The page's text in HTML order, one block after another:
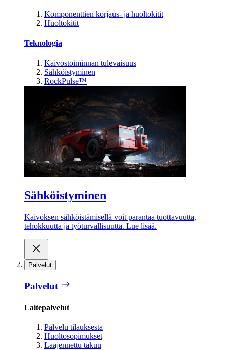
Komponenttien korjaus- ja huoltokitit
Huoltokitit
Teknologia
Kaivostoiminnan tulevaisuus
Sähköistyminen
RockPulse™
Sähköistyminen
Kaivoksen sähköistämisellä voit parantaa tuottavuutta,
tehokkuutta ja työturvallisuutta. Lue lisää.
Palvelut
Palvelut
Laitepalvelut
Palvelu tilauksesta
Huoltosopimukset
Laajennettu takuu